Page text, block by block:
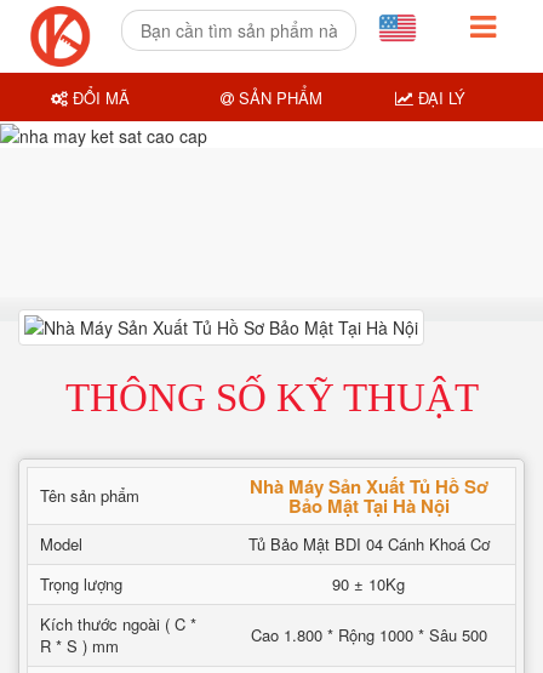
THÔNG SỐ KỸ THUẬT
Tên sản phẩm Nhà Máy Sản Xuất Tủ Hồ Sơ
Bảo Mật Tại Hà Nội
Model
Tủ Bảo Mật BDI 04 Cánh Khoá Cơ
Trọng lượng
90 ± 10Kg
Kích thước ngoài ( C *
R * S ) mm
Cao 1.800 * Rộng 1000 * Sâu 500
ĐỔI MÃ SẢN PHẨM ĐẠI LÝ